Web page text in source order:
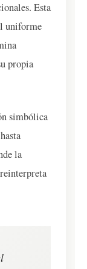
Esta
uniforme
propia
simbólica
la